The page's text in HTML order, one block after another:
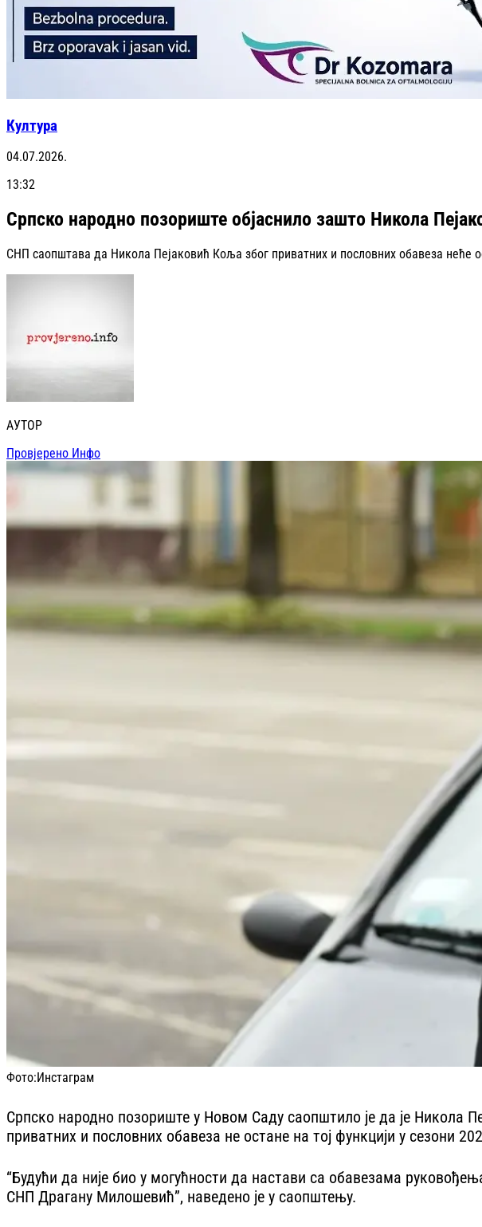
Култура
04.07.2026.
13:32
Српско народно позориште објаснило зашто Никола
СНП саопштава да Никола Пејаковић Коља због приватних и пословних обавеза неће
АУТОР
Провјерено Инфо
Фото:Инстаграм
Српско народно позориште у Новом Саду саопштило је да је Никола
приватних и пословних обавеза не остане на тој функцији у сезони
“Будући да није био у могућности да настави са обавезама
СНП Драгану Милошевић”, наведено је у саопштењу.